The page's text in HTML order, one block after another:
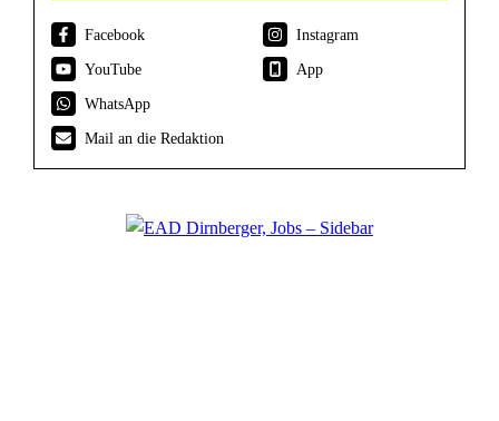
Facebook
Instagram
YouTube
App
WhatsApp
Mail an die Redaktion